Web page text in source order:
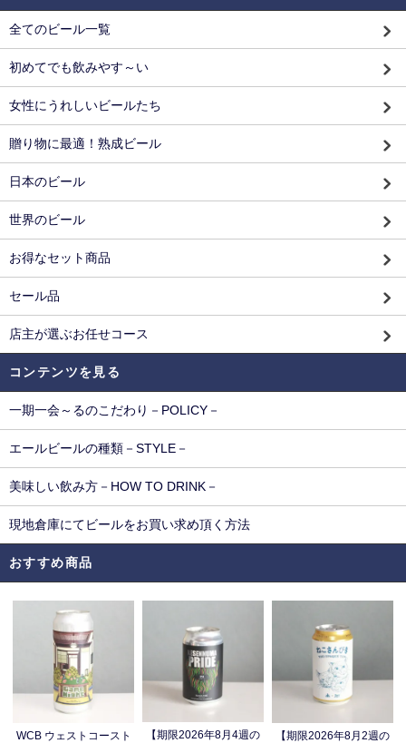
全てのビール一覧
初めてでも飲みやす～い
女性にうれしいビールたち
贈り物に最適！熟成ビール
日本のビール
世界のビール
お得なセット商品
セール品
店主が選ぶお任せコース
コンテンツを見る
一期一会～るのこだわり－POLICY－
エールビールの種類－STYLE－
美味しい飲み方－HOW TO DRINK－
現地倉庫にてビールをお買い求め頂く方法
おすすめ商品
WCB ウェストコースト
【期限2026年8月4週の
【期限2026年8月2週の